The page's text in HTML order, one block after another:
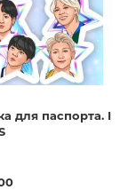
для паспорта. I